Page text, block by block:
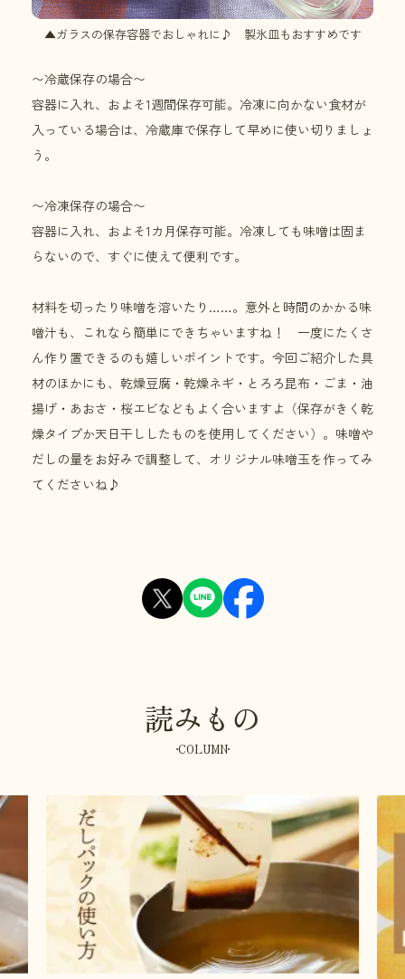
〜冷蔵保存の場合〜
容器に入れ、およそ1週間保存可能。冷凍に向かない食材が
入っている場合は、冷蔵庫で保存して早めに使い切りましょ
う。
〜冷凍保存の場合〜
容器に入れ、およそ1カ月保存可能。冷凍しても味噌は固ま
らないので、すぐに使えて便利です。
材料を切ったり味噌を溶いたり……。意外と時間のかかる味
噌汁も、これなら簡単にできちゃいますね！ 一度にたくさ
ん作り置できるのも嬉しいポイントです。今回ご紹介した具
材のほかにも、乾燥豆腐・乾燥ネギ・とろろ昆布・ごま・油
揚げ・あおさ・桜エビなどもよく合いますよ（保存がきく乾
燥タイプか天日干ししたものを使用してください）。味噌や
だしの量をお好みで調整して、オリジナル味噌玉を作ってみ
てくださいね♪
▲ガラスの保存容器でおしゃれに♪ 製氷皿もおすすめです
読みもの
COLUMN